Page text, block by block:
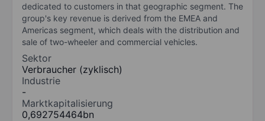
dedicated to customers in that geographic segment. The
group's key revenue is derived from the EMEA and
Americas segment, which deals with the distribution and
sale of two-wheeler and commercial vehicles.
Sektor
Verbraucher (zyklisch)
Industrie
-
Marktkapitalisierung
0,692754464bn